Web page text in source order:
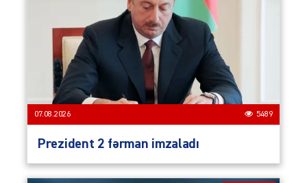
07.08.2026 5489
Prezident 2 fərman imzaladı